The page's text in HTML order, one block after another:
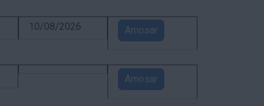
10/08/2026 Amosar
Amosar